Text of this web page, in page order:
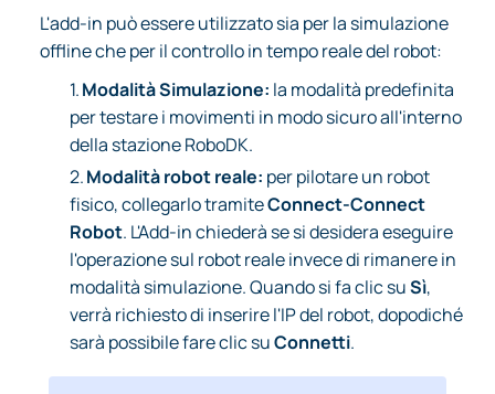
L'add-in può essere utilizzato sia per la simulazione
offline che per il controllo in tempo reale del robot:
1.Modalità Simulazione: la modalità predefinita
per testare i movimenti in modo sicuro all'interno
della stazione RoboDK.
2.Modalità robot reale: per pilotare un robot
fisico, collegarlo tramiteConnect-Connect
Robot. L'Add-in chiederà se si desidera eseguire
l'operazione sul robot reale invece di rimanere in
modalità simulazione. Quando si fa clic suSì,
verrà richiesto di inserire l'IP del robot, dopodiché
sarà possibile fare clic suConnetti.